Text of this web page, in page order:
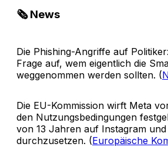
🗞️ News
Die Phishing-Angriffe auf
Frage auf, wem eigentlich die
weggenommen werden sollten. (
Die EU-Kommission wirft Meta
den Nutzungsbedingungen
von 13 Jahren auf Instagram
durchzusetzen. (Europäische